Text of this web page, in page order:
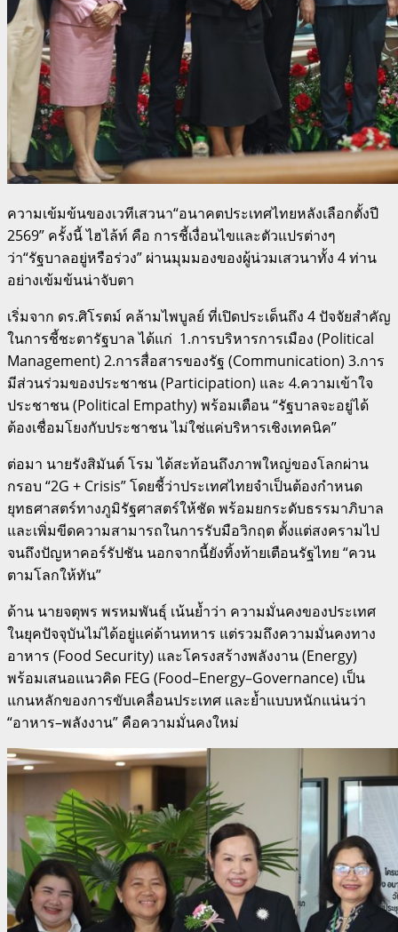
ความเข้มข้นของเวทีเสวนา“อนาคตประเทศไทยหลังเลือกตั้งปี
2569” ครั้งนี้ ไฮไล้ท์ คือ การชี้เงื่อนไขและตัวแปรต่างๆ
ว่า“รัฐบาลอยู่หรือร่วง” ผ่านมุมมองของผู้น่วมเสวนาทั้ง 4 ท่าน
อย่างเข้มข้นน่าจับตา
เริ่มจาก ดร.ศิโรตม์ คล้ามไพบูลย์ ที่เปิดประเด็นถึง 4 ปัจจัยสำคัญ
ในการชี้ชะตารัฐบาล ได้แก่ 1.การบริหารการเมือง (Political
Management) 2.การสื่อสารของรัฐ (Communication) 3.การ
มีส่วนร่วมของประชาชน (Participation) และ 4.ความเข้าใจ
ประชาชน (Political Empathy) พร้อมเตือน “รัฐบาลจะอยู่ได้
ต้องเชื่อมโยงกับประชาชน ไม่ใช่แค่บริหารเชิงเทคนิค”
ต่อมา นายรังสิมันต์ โรม ได้สะท้อนถึงภาพใหญ่ของโลกผ่าน
กรอบ “2G + Crisis” โดยชี้ว่าประเทศไทยจำเป็นต้องกำหนด
ยุทธศาสตร์ทางภูมิรัฐศาสตร์ให้ชัด พร้อมยกระดับธรรมาภิบาล
และเพิ่มขีดความสามารถในการรับมือวิกฤต ตั้งแต่สงครามไป
จนถึงปัญหาคอร์รัปชัน นอกจากนี้ยังทิ้งท้ายเตือนรัฐไทย “ควน
ตามโลกให้ทัน”
ด้าน นายจตุพร พรหมพันธุ์ เน้นย้ำว่า ความมั่นคงของประเทศ
ในยุคปัจจุบันไม่ได้อยู่แค่ด้านทหาร แต่รวมถึงความมั่นคงทาง
อาหาร (Food Security) และโครงสร้างพลังงาน (Energy)
พร้อมเสนอแนวคิด FEG (Food–Energy–Governance) เป็น
แกนหลักของการขับเคลื่อนประเทศ และย้ำแบบหนักแน่นว่า
“อาหาร–พลังงาน” คือความมั่นคงใหม่